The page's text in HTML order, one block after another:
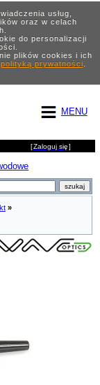
usług,
oraz w celach
do personalizacji
plików cookies i ich
polityką prywatności.
MENU
[Zaloguj się]
»